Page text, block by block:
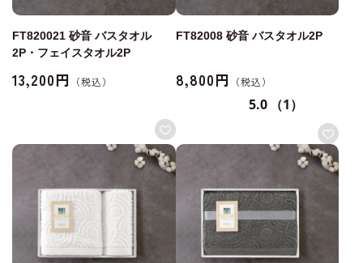
FT820021 砂音 バスタオル
2P・フェイスタオル2P
13,200円
FT82008 砂音 バスタオル2P
8,800円
5.0 （1）